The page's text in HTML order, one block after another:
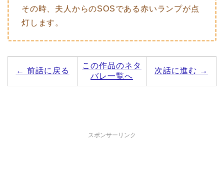
その時、夫人からのSOSである赤いランプが点
灯します。
← 前話に戻る
この作品のネタ
バレ一覧へ
次話に進む →
スポンサーリンク